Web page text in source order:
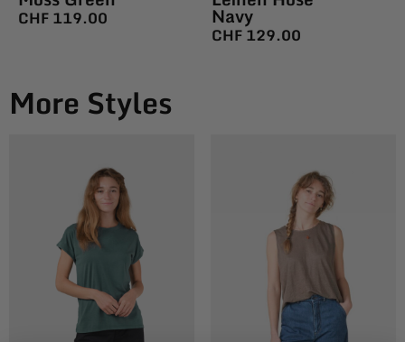
CHF119.00 Navy
CHF129.00
More Styles